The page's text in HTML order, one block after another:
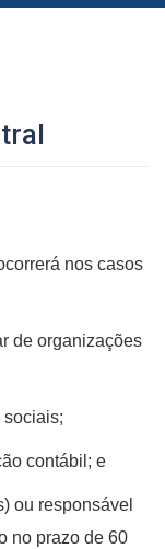
nos casos
de organizações
sociais;
contábil; e
ou responsável
no prazo de 60